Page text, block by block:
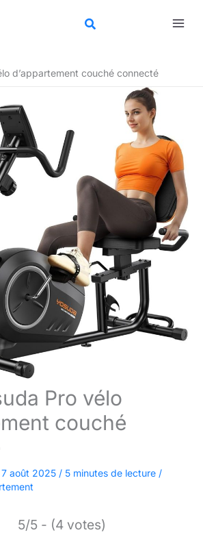
d’appartement couché connecté
Pro vélo
couché
7 août 2025 / 5 minutes de lecture /
5/5 - (4 votes)